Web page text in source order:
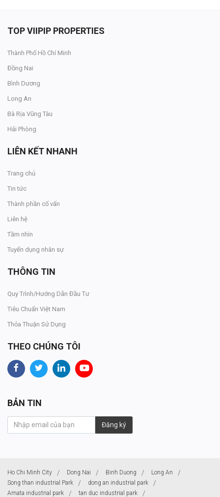
TOP VIIPIP PROPERTIES
Thành Phố Hồ Chí Minh
Đồng Nai
Bình Dương
Long An
Bà Rịa Vũng Tàu
Hải Phòng
LIÊN KẾT NHANH
Trang chủ
Tin tức
Thành phần cố vấn
Liên hệ
Tầm nhìn
Tuyển dụng nhân sự
THÔNG TIN
Quy Trình/Hướng Dẫn Đầu Tư
Tiêu Chuẩn Việt Nam
Thỏa Thuận Sử Dụng
THEO CHÚNG TÔI
BẢN TIN
Đăng ký
Ho Chi Minh City Dong Nai Binh Duong
Long An
Song than industrial Park
dong an industrial park
Amata industrial park
tan duc industrial park